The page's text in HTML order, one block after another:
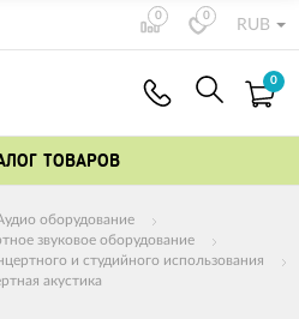
0 0
RUB
0
ТОВАРОВ
оборудование
звуковое оборудование
и студийного использования
акустика